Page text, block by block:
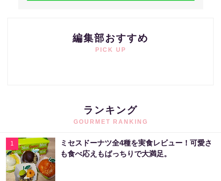
編集部おすすめ
PICK UP
ランキング
GOURMET RANKING
1
ミセスドーナツ全4種を実食レビュー！可愛さ
も食べ応えもばっちりで大満足。